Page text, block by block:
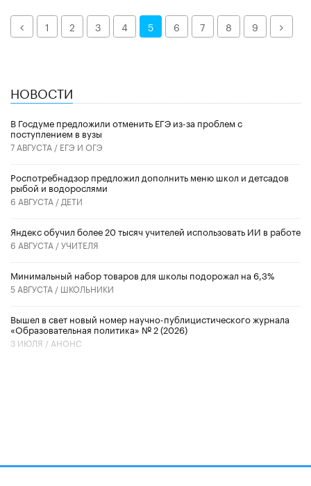
Назад1 2 3 4 5 6 7 8 9 Далее
НОВОСТИ
В Госдуме предложили отменить ЕГЭ из-за проблем с
поступлением в вузы
7 АВГУСТА / ЕГЭ И ОГЭ
Роспотребнадзор предложил дополнить меню школ и детсадов
рыбой и водорослями
6 АВГУСТА / ДЕТИ
​Яндекс обучил более 20 тысяч учителей использовать ИИ в работе
6 АВГУСТА /УЧИТЕЛЯ
Минимальный набор товаров для школы подорожал на 6,3%
5 АВГУСТА / ШКОЛЬНИКИ
Вышел в свет новый номер научно-публицистического журнала
«Образовательная политика» № 2 (2026)
3 ИЮЛЯ / АНОНС